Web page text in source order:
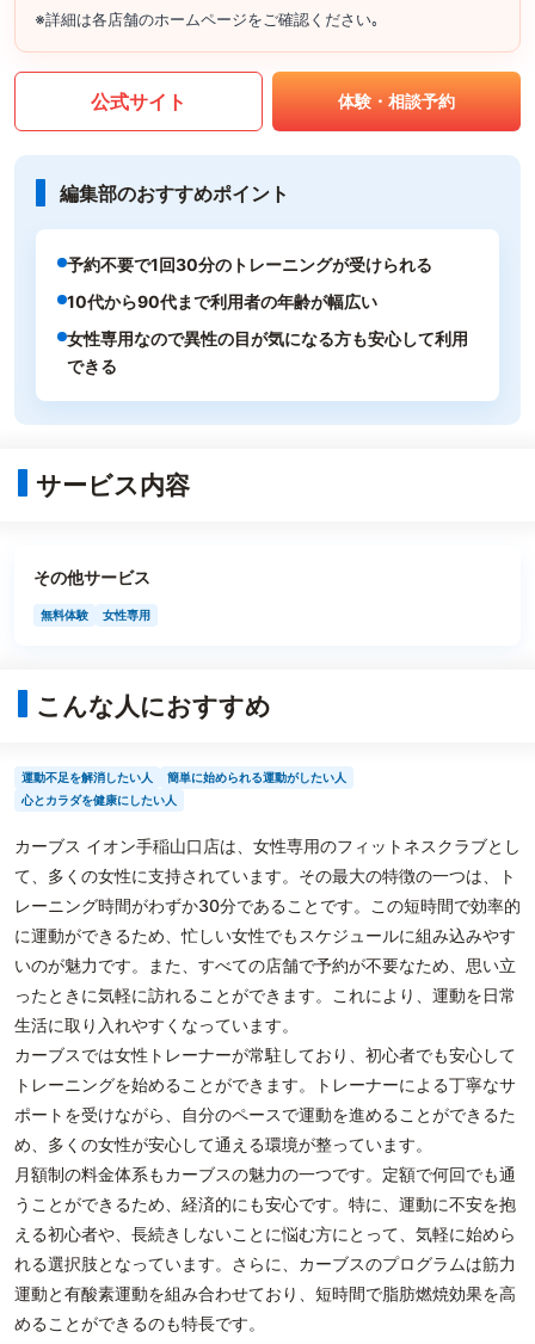
※詳細は各店舗のホームページをご確認ください｡
公式サイト 体験・相談予約
編集部のおすすめポイント
予約不要で1回30分のトレーニングが受けられる
10代から90代まで利用者の年齢が幅広い
女性専用なので異性の目が気になる方も安心して利用
できる
サービス内容
その他サービス
無料体験 女性専用
こんな人におすすめ
運動不足を解消したい人
簡単に始められる運動がしたい人
心とカラダを健康にしたい人
カーブス イオン手稲山口店は、女性専用のフィットネスクラブとし
て、多くの女性に支持されています。その最大の特徴の一つは、ト
レーニング時間がわずか30分であることです。この短時間で効率的
に運動ができるため、忙しい女性でもスケジュールに組み込みやす
いのが魅力です。また、すべての店舗で予約が不要なため、思い立
ったときに気軽に訪れることができます。これにより、運動を日常
生活に取り入れやすくなっています。
カーブスでは女性トレーナーが常駐しており、初心者でも安心して
トレーニングを始めることができます。トレーナーによる丁寧なサ
ポートを受けながら、自分のペースで運動を進めることができるた
め、多くの女性が安心して通える環境が整っています。
月額制の料金体系もカーブスの魅力の一つです。定額で何回でも通
うことができるため、経済的にも安心です。特に、運動に不安を抱
える初心者や、長続きしないことに悩む方にとって、気軽に始めら
れる選択肢となっています。さらに、カーブスのプログラムは筋力
運動と有酸素運動を組み合わせており、短時間で脂肪燃焼効果を高
めることができるのも特長です。